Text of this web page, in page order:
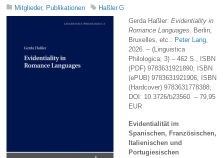
Mitglieder, Publikationen
Haßler.G
Gerda Haßler:Evidentiality in
Romance Languages. Berlin,
Bruxelles, etc.: Peter Lang,
2026. – (Linguistica
Philologica; 3) – 462 S., ISBN
(PDF) 9783631921890; ISBN
(ePUB) 9783631921906; ISBN
(Hardcover) 9783631778388;
DOI: 10.3726/b23560. – 79,95
EUR
Evidentialität im
Spanischen, Französischen,
Italienischen und
Portugiesischen